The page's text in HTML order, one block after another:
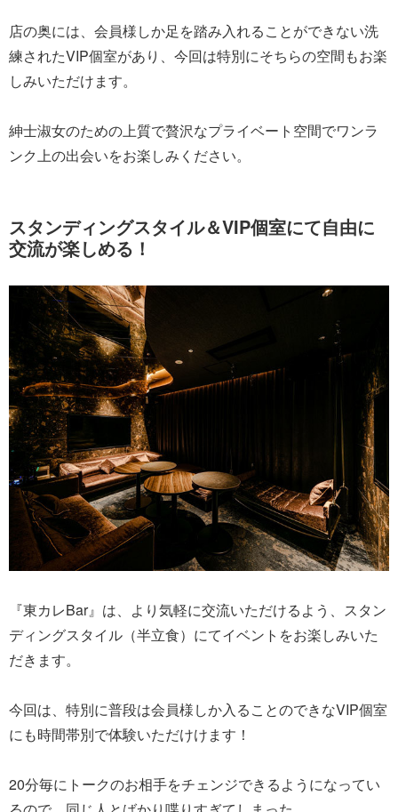
店の奥には、会員様しか足を踏み入れることができない洗
練されたVIP個室があり、今回は特別にそちらの空間もお楽
しみいただけます。
紳士淑女のための上質で贅沢なプライベート空間でワンラ
ンク上の出会いをお楽しみください。
スタンディングスタイル＆VIP個室にて自由に
交流が楽しめる！
『東カレBar』は、より気軽に交流いただけるよう、スタン
ディングスタイル（半立食）にてイベントをお楽しみいた
だきます。
今回は、特別に普段は会員様しか入ることのできなVIP個室
にも時間帯別で体験いただけけます！
20分毎にトークのお相手をチェンジできるようになってい